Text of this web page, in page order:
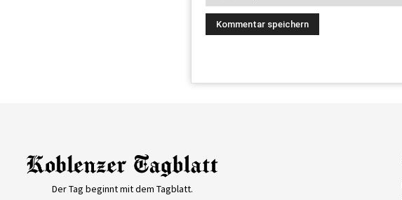
Der Tag beginnt mit dem Tagblatt.